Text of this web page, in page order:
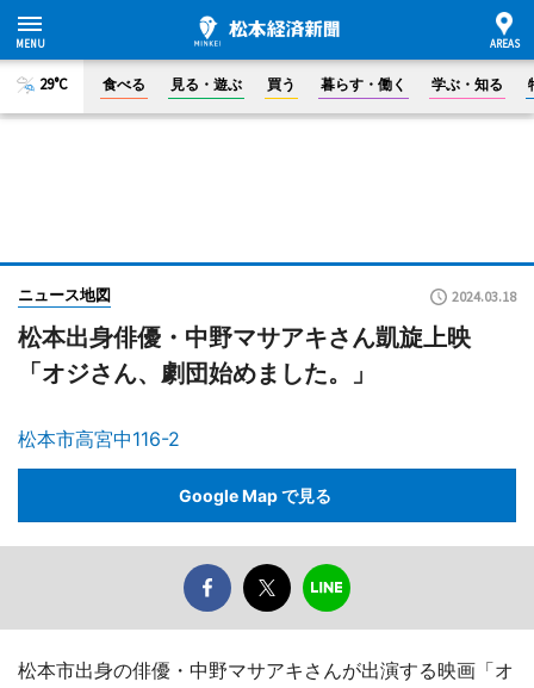
29°C 食べる 見る・遊ぶ 買う 暮らす・働く 学ぶ・知る
ニュース地図 2024.03.18
松本出身俳優・中野マサアキさん凱旋上映
「オジさん、劇団始めました。」
松本市高宮中116-2
Google Map で見る
松本市出身の俳優・中野マサアキさんが出演する映画「オ